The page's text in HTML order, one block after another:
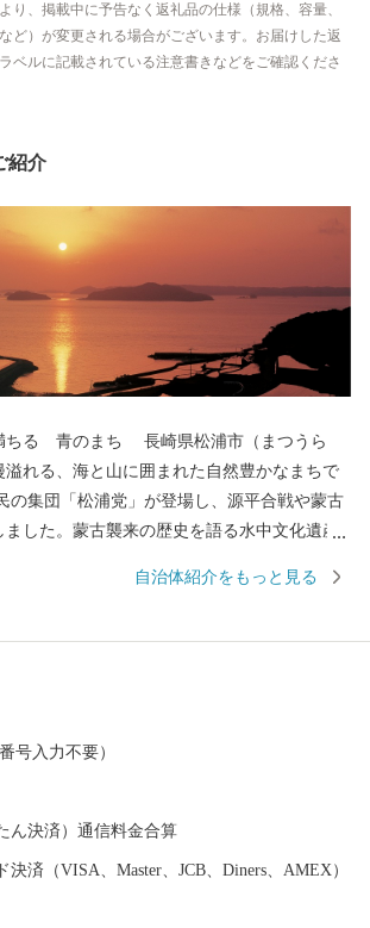
り、掲載中に予告なく返礼品の仕様（規格、容量、
ど）が変更される場合がございます。お届けした返
ベルに記載されている注意書きなどをご確認くださ
紹介
長崎県松浦市（まつうら
溢れる、海と山に囲まれた自然豊かなまちで
した。蒙古襲来の歴史を語る水中文化遺産
も行われているので、小さなまちですが、
でもそろうまさに「食のコンパクトシティ」
があるまち。青のまち・松浦市へ是非一度遊
自治体紹介をもっと見る
号入力不要）
ん決済）通信料金合算
決済（VISA、Master、JCB、Diners、AMEX）